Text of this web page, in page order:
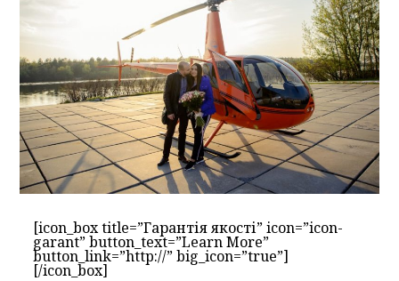
[icon_box title=”Гарантія якості” icon=”icon-
garant” button_text=”Learn More”
button_link=”http://” big_icon=”true”]
[/icon_box]